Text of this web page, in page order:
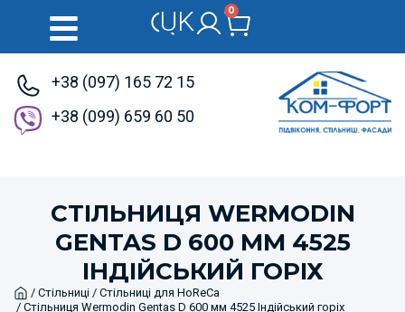
UK
RU 0
+38 (097) 165 72 15
+38 (099) 659 60 50
СТІЛЬНИЦЯ WERMODIN
GENTAS D 600 ММ 4525
ІНДІЙСЬКИЙ ГОРІХ
Home
/ Стільниці / Стільниці для HoReCa
/ Стільниця Wermodin Gentas D 600 мм 4525 Індійський горіх